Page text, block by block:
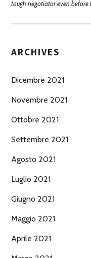
tough negotiator even before
ARCHIVES
Dicembre 2021
Novembre 2021
Ottobre 2021
Settembre 2021
Agosto 2021
Luglio 2021
Giugno 2021
Maggio 2021
Aprile 2021